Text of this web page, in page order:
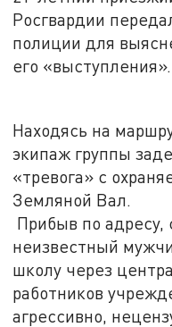
Росгвардии
полиции для
его «выступления».
Находясь на
экипаж группы
«тревога» с
Земляной Вал.
Прибыв по адресу,
неизвестный
школу через
работников
агрессивно,